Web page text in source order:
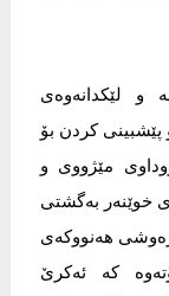
و لێکدانەوەی
کردن بۆ
مێژووی و
خوێنەر بەگشتی
ڕەوشی هەنووکەی
کە ئەکرێ